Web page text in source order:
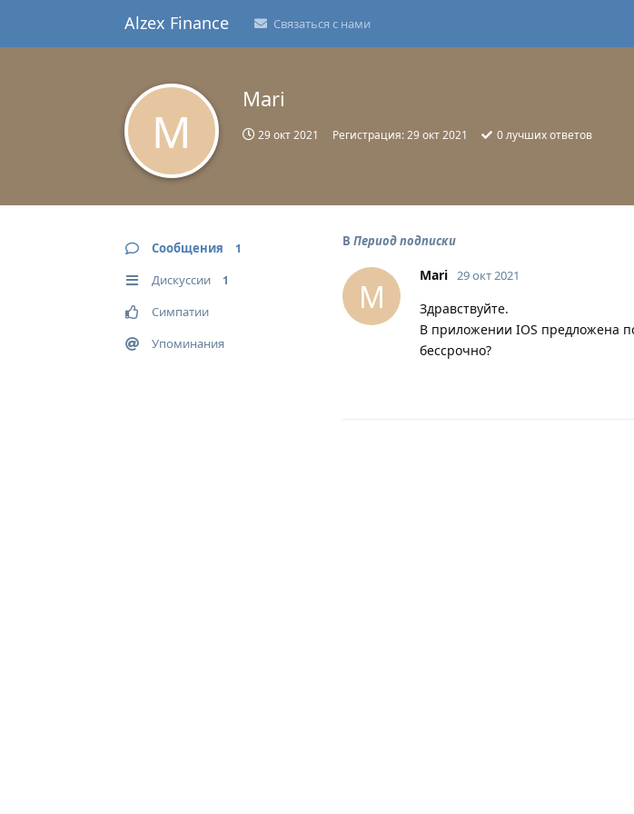
Alzex Finance Связаться с нами
M
Mari
29 окт 2021 Регистрация:29 окт 2021 0лучших ответов
Сообщения 1
Дискуссии 1
Симпатии
Упоминания
В Период подписки
M
Mari 29 окт 2021
Здравствуйте.
В приложении IOS предложена
бессрочно?